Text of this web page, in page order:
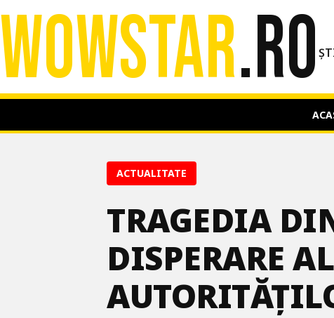
WOWSTAR.RO
ACTUALITATE
TRAGEDIA
DISPERARE